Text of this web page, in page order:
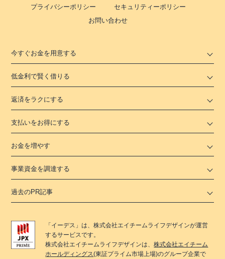
プライバシーポリシー
セキュリティーポリシー
お問い合わせ
今すぐお金を用意する
低金利で賢く借りる
返済をラクにする
支払いをお得にする
お金を増やす
事業資金を調達する
過去のPR記事
「 イーデス 」は、株式会社エイチームライフデザインが運営
するサービスです。
株式会社エイチームライフデザインは、株式会社エイチーム
ホールディングス(東証プライム市場上場)のグループ企業で